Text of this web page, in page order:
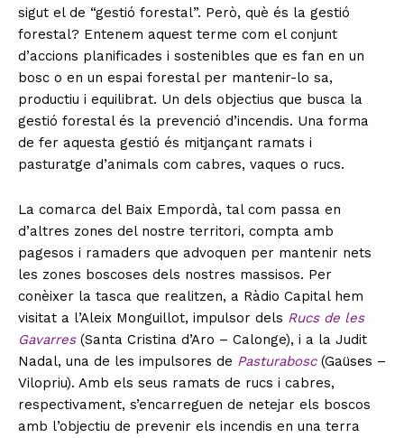
sigut el de “gestió forestal”. Però, què és la gestió
forestal? Entenem aquest terme com el conjunt
d’accions planificades i sostenibles que es fan en un
bosc o en un espai forestal per mantenir-lo sa,
productiu i equilibrat. Un dels objectius que busca la
gestió forestal és la prevenció d’incendis. Una forma
de fer aquesta gestió és mitjançant ramats i
pasturatge d’animals com cabres, vaques o rucs.
La comarca del Baix Empordà, tal com passa en
d’altres zones del nostre territori, compta amb
pagesos i ramaders que advoquen per mantenir nets
les zones boscoses dels nostres massisos. Per
conèixer la tasca que realitzen, a Ràdio Capital hem
visitat a l’Aleix Monguillot, impulsor dels Rucs de les
Gavarres(Santa Cristina d’Aro – Calonge), i a la Judit
Nadal, una de les impulsores de Pasturabosc (Gaüses –
Vilopriu). Amb els seus ramats de rucs i cabres,
respectivament, s’encarreguen de netejar els boscos
amb l’objectiu de prevenir els incendis en una terra